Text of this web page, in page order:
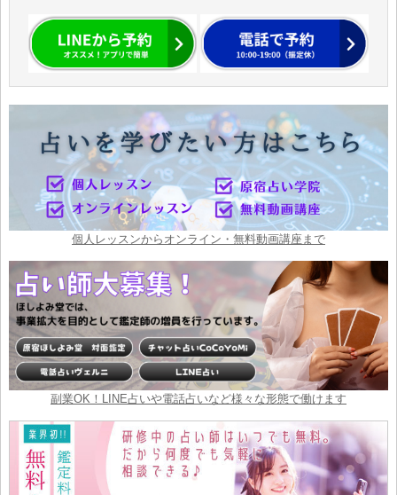
個人レッスンからオンライン・無料動画講座まで
副業OK！LINE占いや電話占いなど様々な形態で働けます